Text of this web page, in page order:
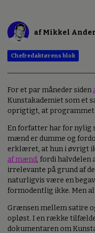
af Mikkel
Chefredaktørens blok
For et par måneder siden
Kunstakademiet som et
oprigtigt, at programmet
En forfatter har for nylig
mænd er dumme og
erklæret, at hun i øvrigt
af mænd, fordi halvdelen
irrelevante på grund af
naturligvis være en
formodentlig ikke. Men
Grænsen mellem satire
opløst. I en række
dokumentaren om